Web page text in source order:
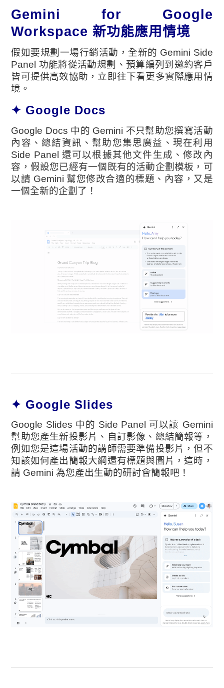
Gemini for Google
Workspace 新功能應用情境
假如要規劃一場行銷活動，全新的 Gemini Side
Panel 功能將從活動規劃、預算編列到邀約客戶
皆可提供高效協助，立即往下看更多實際應用情
境。
✦ Google Docs
Google Docs 中的 Gemini 不只幫助您撰寫活動
內容、總結資訊、幫助您集思廣益、現在利用
Side Panel 還可以根據其他文件生成、修改內
容，假設您已經有一個既有的活動企劃模板，可
以請 Gemini 幫您修改合適的標題、內容，又是
一個全新的企劃了！
✦ Google Slides
Google Slides 中的 Side Panel 可以讓 Gemini
幫助您產生新投影片、自訂影像、總結簡報等，
例如您是這場活動的講師需要準備投影片，但不
知該如何產出簡報大綱還有標題與圖片，這時，
請 Gemini 為您產出生動的研討會簡報吧！